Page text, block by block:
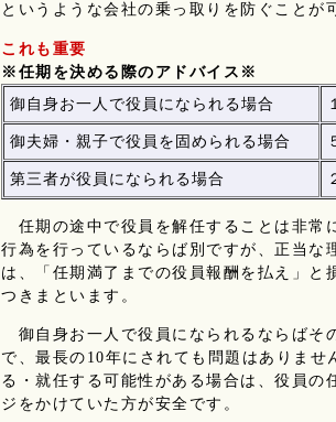
というような会社の乗っ取りを防ぐことが
これも重要
※任期を決める際のアドバイス※
御自身お一人で役員になられる場合
御夫婦・親子で役員を固められる場合
第三者が役員になられる場合
任期の途中で役員を解任することは非常
行為を行っているならば別ですが、正当な
は、「任期満了までの役員報酬を払え」と
つきまといます。
御自身お一人で役員になられるならばそ
で、最長の10年にされても問題はありませ
る・就任する可能性がある場合は、役員の
ジをかけていた方が安全です。